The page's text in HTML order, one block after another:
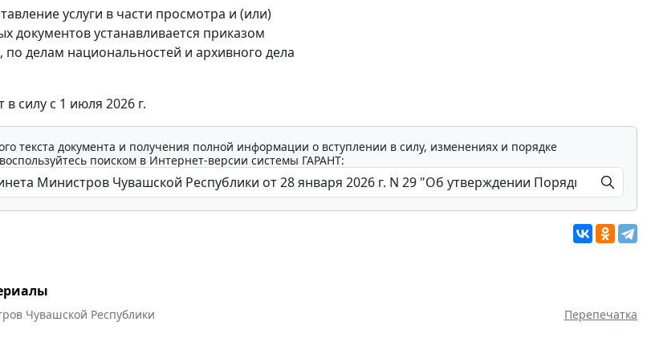
услуги в части просмотра и (или)
документов устанавливается приказом
по делам национальностей и архивного дела
силу с 1 июля 2026 г.
текста документа и получения полной информации о вступлении в силу, изменениях и порядке
поиском в Интернет-версии системы ГАРАНТ:
Чувашской Республики Перепечатка